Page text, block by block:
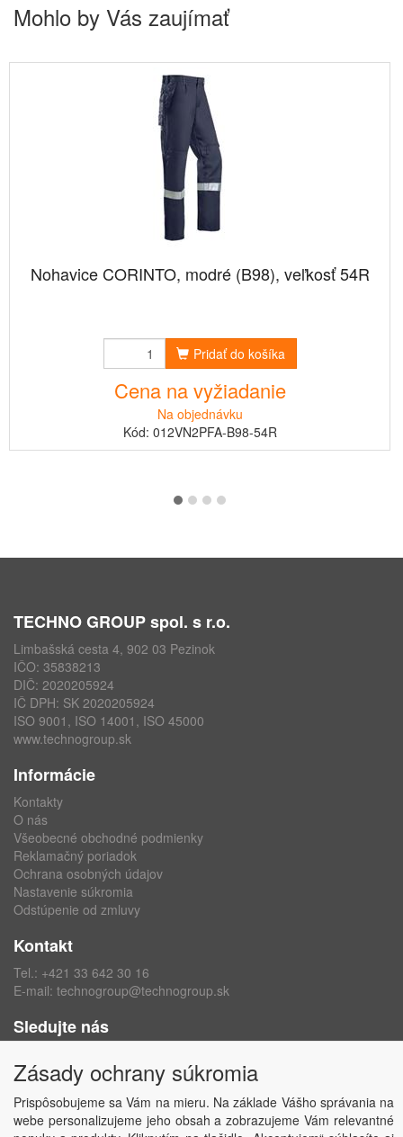
Mohlo by Vás zaujímať
Nohavice CORINTO, modré (B98), veľkosť 54R
Pridať do košíka
Cena na vyžiadanie
Na objednávku
Kód: 012VN2PFA-B98-54R
TECHNO GROUP spol. s r.o.
Limbašská cesta 4, 902 03 Pezinok
IČO: 35838213
DIČ: 2020205924
IČ DPH: SK 2020205924
ISO 9001, ISO 14001, ISO 45000
www.technogroup.sk
Informácie
Kontakty
O nás
Všeobecné obchodné podmienky
Reklamačný poriadok
Ochrana osobných údajov
Nastavenie súkromia
Odstúpenie od zmluvy
Kontakt
Tel.: +421 33 642 30 16
E-mail: technogroup@technogroup.sk
Sledujte nás
Instagram
Zásady ochrany súkromia
Prispôsobujeme sa Vám na mieru. Na základe Vášho správania na
webe personalizujeme jeho obsah a zobrazujeme Vám relevantné